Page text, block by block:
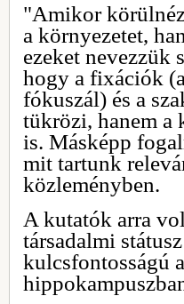
"Amikor
a környezetet,
ezeket nevezzük
hogy a fixációk
fókuszál) és a
tükrözi, hanem a
is. Másképp
mit tartunk
közleményben.
A kutatók arra
társadalmi
kulcsfontosságú